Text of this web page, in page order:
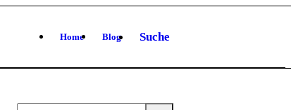
Home Blog Suche